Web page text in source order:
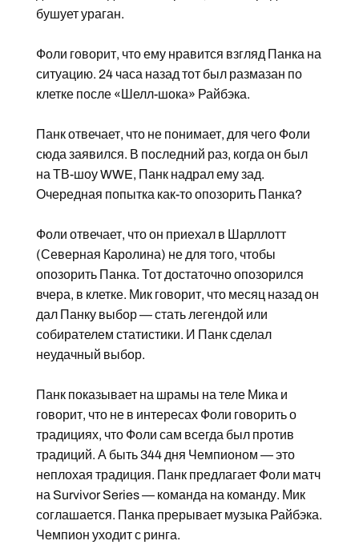
бушует ураган.
Фоли говорит, что ему нравится взгляд Панка на
ситуацию. 24 часа назад тот был размазан по
клетке после «Шелл-шока» Райбэка.
Панк отвечает, что не понимает, для чего Фоли
сюда заявился. В последний раз, когда он был
на ТВ-шоу WWE, Панк надрал ему зад.
Очередная попытка как-то опозорить Панка?
Фоли отвечает, что он приехал в Шарллотт
(Северная Каролина) не для того, чтобы
опозорить Панка. Тот достаточно опозорился
вчера, в клетке. Мик говорит, что месяц назад он
дал Панку выбор — стать легендой или
собирателем статистики. И Панк сделал
неудачный выбор.
Панк показывает на шрамы на теле Мика и
говорит, что не в интересах Фоли говорить о
традициях, что Фоли сам всегда был против
традиций. А быть 344 дня Чемпионом — это
неплохая традиция. Панк предлагает Фоли матч
на Survivor Series — команда на команду. Мик
соглашается. Панка прерывает музыка Райбэка.
Чемпион уходит с ринга.